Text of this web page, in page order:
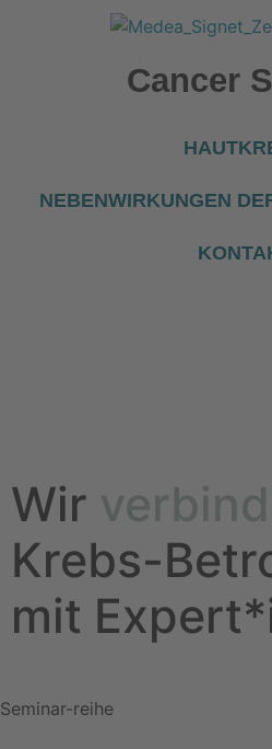
Cancer
NEBENWIRKUNGEN
Wir
Krebs-
mit
Seminar-reihe